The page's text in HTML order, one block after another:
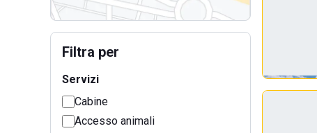
Filtra per
Servizi
Cabine
Accesso animali